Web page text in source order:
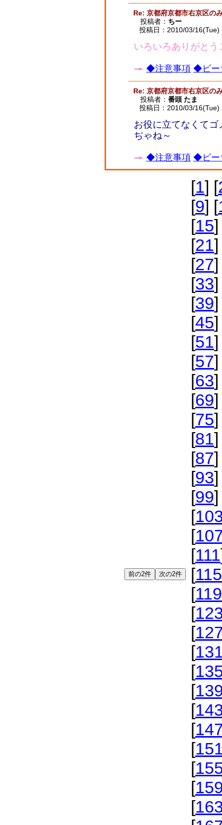
Re: 京都府京都市右京区の
投稿者： ちー
投稿日：2010/03/
いろいろありがとう
◆注意事項 ◆ビー
Re: 京都府京都市右京区の
投稿者： 番頭 たま
投稿日：2010/03/
お役に立てなくて
ぢゃね～
◆注意事項 ◆ビー
[1] [
[9] [
[15]
[21]
[27]
[33]
[39]
[45]
[51]
[57]
[63]
[69]
[75]
[81]
[87]
[93]
[99]
[
[
[111
[115
[119
[
[
[
[
[
[
[
[
[
[
[